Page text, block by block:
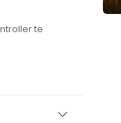
te